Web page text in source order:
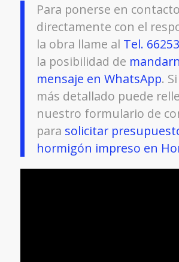
Para ponerse en contacto
directamente con el
la obra llame al Tel.
la posibilidad de
mensaje en WhatsApp.
más detallado puede
nuestro formulario de
para solicitar
hormigón impreso en